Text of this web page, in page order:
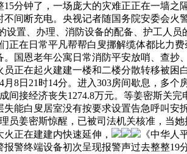
分钟了，一场庞大的灾难正正在一墙
间断充电。央视记者随国务院安委会
设置、办理、消防设备的配备、护工人
正在日常平凡帮帮白叟挪解缆体都比力
国恩老年公寓日常消防平安放哨、查
正在起火建建一楼和二楼分散转移被
8日21时14分。进入303房间歇息，多
接经济丧失1274.8万元。等姜密斯关
能白叟居室没有按要求设置告急呼叫
员姜密斯惊醒，已被司法机关核准，当
正在建建内快速延伸，
《中华人
警终端设备初次呈现报警声过去整整